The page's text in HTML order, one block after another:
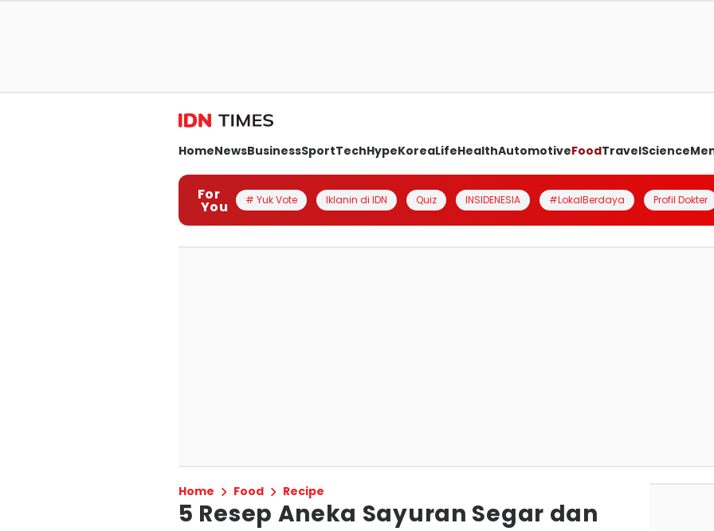
HomeNewsBusinessSportTechHypeKoreaLifeHealthAutomotiveFoodTravelScience
For
You # Yuk Vote Iklanin di IDN Quiz INSIDENESIA #LokalBerdaya Profil Dokter
Home Food Recipe
5 Resep Aneka Sayuran Segar dan